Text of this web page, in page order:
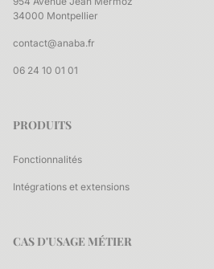
34000 Montpellier
contact@anaba.fr
06 24 10 01 01
PRODUITS
Fonctionnalités
Intégrations et extensions
CAS D'USAGE MÉTIER